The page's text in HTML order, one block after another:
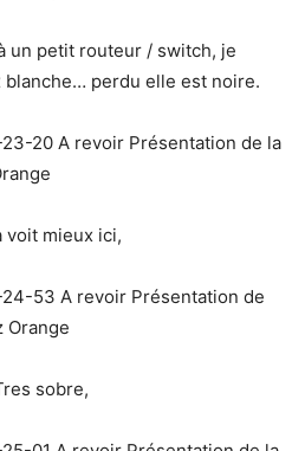
un petit routeur / switch, je
blanche… perdu elle est noire.
voit mieux ici,
sobre,